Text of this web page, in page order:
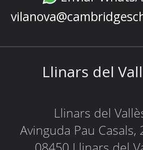
Llinars del
Llinars del
Avinguda Pau Casals,